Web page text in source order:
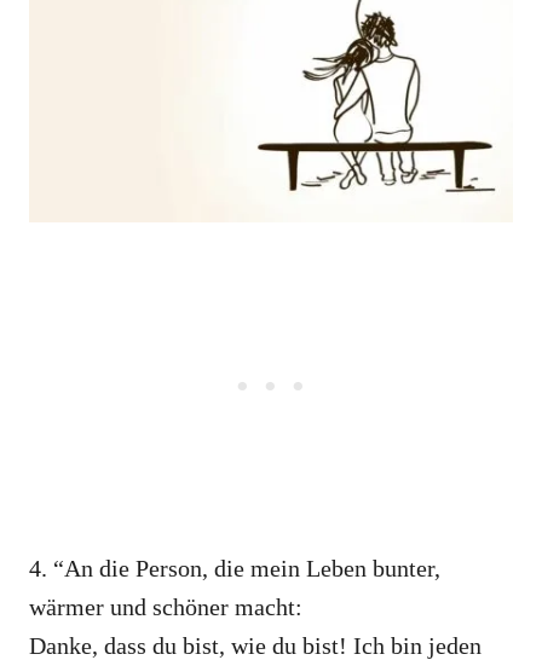
4. “An die Person, die mein Leben bunter,
wärmer und schöner macht:
Danke, dass du bist, wie du bist! Ich bin jeden